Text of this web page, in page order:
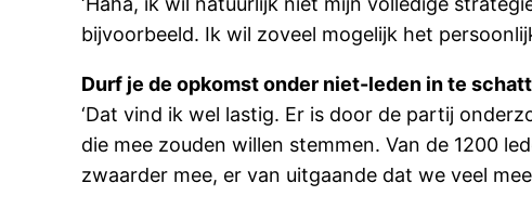
bijvoorbeeld. Ik wil zoveel mogelijk het
Durf je de opkomst onder niet-leden in te
‘Dat vind ik wel lastig. Er is door de partij
die mee zouden willen stemmen. Van de 1200
zwaarder mee, er van uitgaande dat we veel